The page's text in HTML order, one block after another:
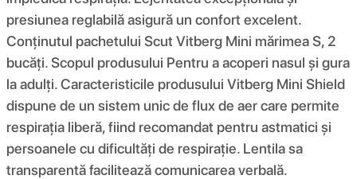
presiunea reglabilă asigură un confort excelent.
Conținutul pachetului Scut Vitberg Mini mărimea S, 2
bucăți. Scopul produsului Pentru a acoperi nasul și gura
la adulți. Caracteristicile produsului Vitberg Mini Shield
dispune de un sistem unic de flux de aer care permite
respirația liberă, fiind recomandat pentru astmatici și
persoanele cu dificultăți de respirație. Lentila sa
transparentă facilitează comunicarea verbală.